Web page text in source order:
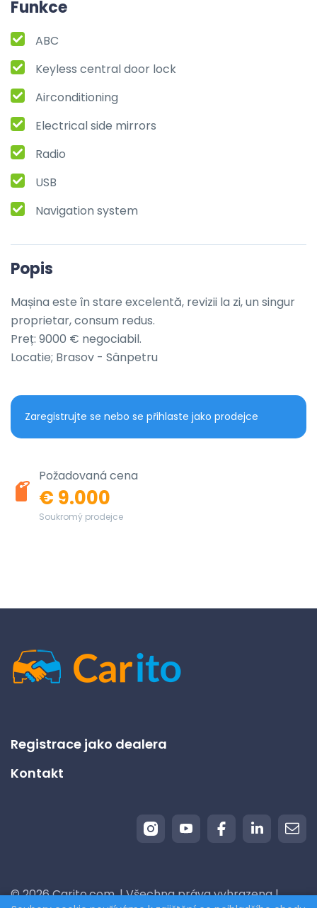
Funkce
ABC
Keyless central door lock
Airconditioning
Electrical side mirrors
Radio
USB
Navigation system
Popis
Mașina este în stare excelentă, revizii la zi, un singur
proprietar, consum redus.
Preț: 9000 € negociabil.
Locatie; Brasov - Sânpetru
Zaregistrujte se nebo se přihlaste jako prodejce
Požadovaná cena
€ 9.000
Soukromý prodejce
Registrace jako dealera
Kontakt
© 2026 Carito.com. | Všechna práva vyhrazena |